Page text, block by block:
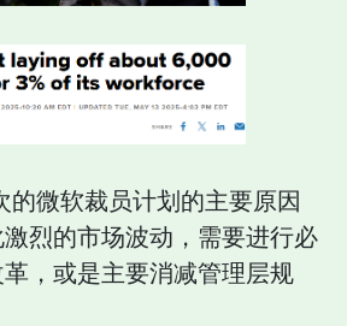
的微软裁员计划的主要原因
烈的市场波动，需要进行必
，或是主要消减管理层规